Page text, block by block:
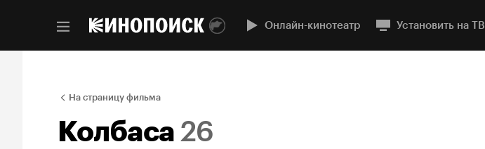
Онлайн-кинотеатр Установить на ТВ
На страницу фильма
Колбаса26